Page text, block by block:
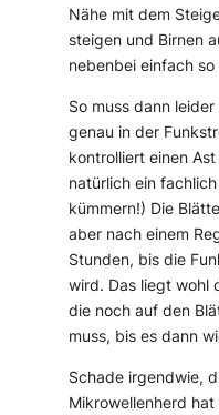
Nähe mit dem
steigen und Birnen
nebenbei einfach
So muss dann
genau in der
kontrolliert einen
natürlich ein
kümmern!) Die
aber nach einem
Stunden, bis die
wird. Das liegt wohl
die noch auf den
muss, bis es dann
Schade irgendwie,
Mikrowellenherd